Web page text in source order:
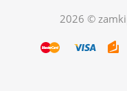
2026 ©